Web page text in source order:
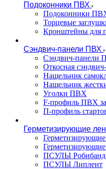
Подоконники ПВХ
Подоконники
Торцевые
Кронштейны для
Сэндвич-панели ПВХ
Сэндвич-панели
Откосная
Нащельник
Нащельник
Уголки ПВХ
F-профиль ПВХ
П-профиль
Герметизирующие
ПСУЛЫ Робибанд
ПСУЛЫ Липлент